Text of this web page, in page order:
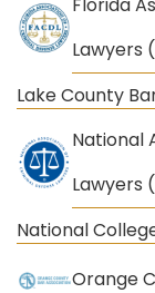
Lawyers
Lake County
National
Lawyers
National
Orange